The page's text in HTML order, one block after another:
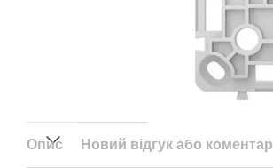
Опис Новий відгук або коментар